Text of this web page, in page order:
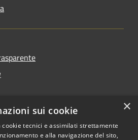
×
sui cookie
tecnici e assimilati strettamente
e alla navigazione del sito,